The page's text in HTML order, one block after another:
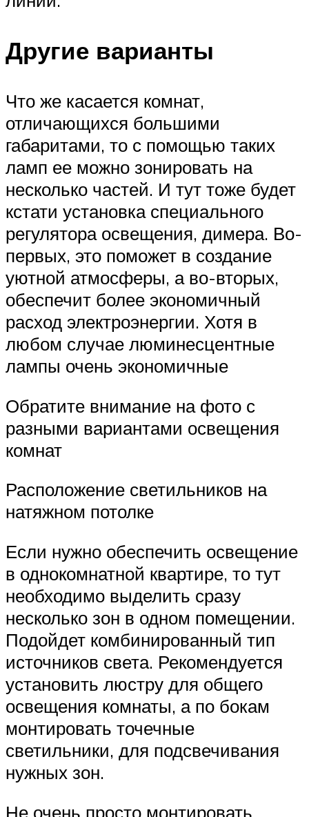
Другие варианты
Что же касается комнат,
отличающихся большими
габаритами, то с помощью таких
ламп ее можно зонировать на
несколько частей. И тут тоже будет
кстати установка специального
регулятора освещения, димера. Во-
первых, это поможет в создание
уютной атмосферы, а во-вторых,
обеспечит более экономичный
расход электроэнергии. Хотя в
любом случае люминесцентные
лампы очень экономичные
Обратите внимание на фото с
разными вариантами освещения
комнат
Расположение светильников на
натяжном потолке
Если нужно обеспечить освещение
в однокомнатной квартире, то тут
необходимо выделить сразу
несколько зон в одном помещении.
Подойдет комбинированный тип
источников света. Рекомендуется
установить люстру для общего
освещения комнаты, а по бокам
монтировать точечные
светильники, для подсвечивания
нужных зон.
Не очень просто монтировать